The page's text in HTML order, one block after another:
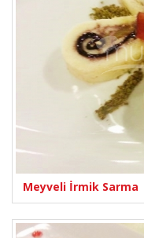
Meyveli İrmik Sarma